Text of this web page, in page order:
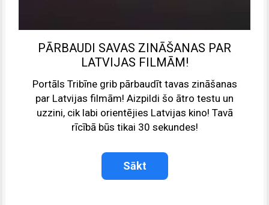
PĀRBAUDI SAVAS ZINĀŠANAS PAR
LATVIJAS FILMĀM!
Portāls Tribīne grib pārbaudīt tavas zināšanas
par Latvijas filmām! Aizpildi šo ātro testu un
uzzini, cik labi orientējies Latvijas kino! Tavā
rīcībā būs tikai 30 sekundes!